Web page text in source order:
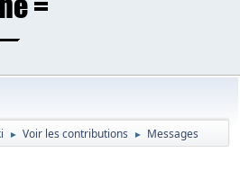
► Voir les contributions ► Messages